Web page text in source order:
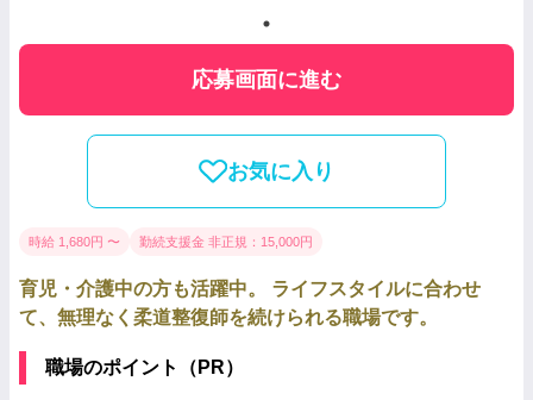
応募画面に進む
お気に入り
時給 1,680円 〜 勤続支援金 非正規：15,000円
育児・介護中の方も活躍中。 ライフスタイルに合わせ
て、無理なく柔道整復師を続けられる職場です。
職場のポイント（PR）